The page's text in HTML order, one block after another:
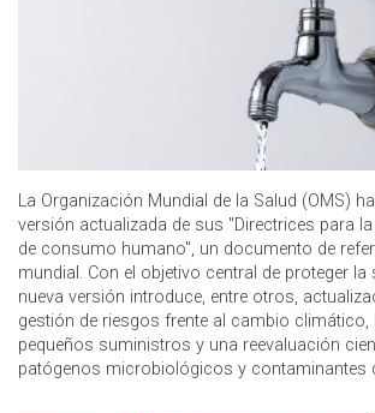
La Organización Mundial de la Salud (OMS)
versión actualizada de sus "Directrices para
de consumo humano", un documento de
mundial. Con el objetivo central de proteger la
nueva versión introduce, entre otros,
gestión de riesgos frente al cambio climático,
pequeños suministros y una reevaluación
patógenos microbiológicos y contaminantes